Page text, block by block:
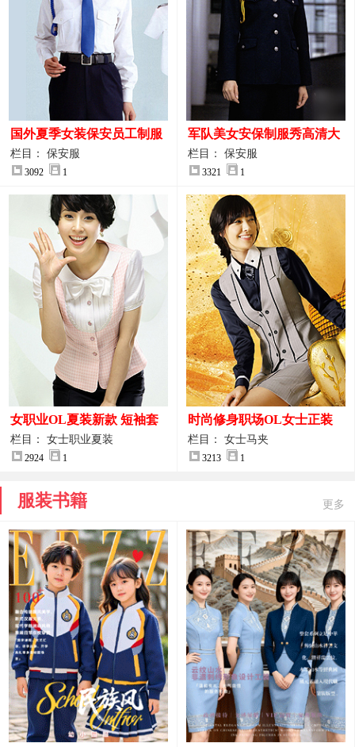
国外夏季女装保安员工制服
装大图
栏目： 保安服
3092 1
军队美女安保制服秀高清大
图
栏目： 保安服
3321 1
女职业OL夏装新款 短袖套
装女正装
栏目： 女士职业夏装
2924 1
时尚修身职场OL女士正装
马甲拍摄大图
栏目： 女士马夹
3213 1
服装书籍 更多